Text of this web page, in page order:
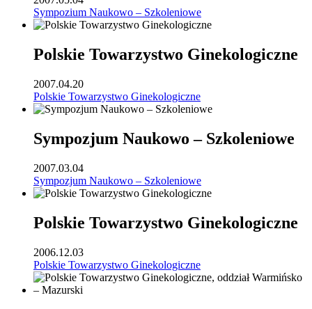
Sympozium Naukowo – Szkoleniowe
Polskie Towarzystwo Ginekologiczne
2007.04.20
Polskie Towarzystwo Ginekologiczne
Sympozjum Naukowo – Szkoleniowe
2007.03.04
Sympozjum Naukowo – Szkoleniowe
Polskie Towarzystwo Ginekologiczne
2006.12.03
Polskie Towarzystwo Ginekologiczne